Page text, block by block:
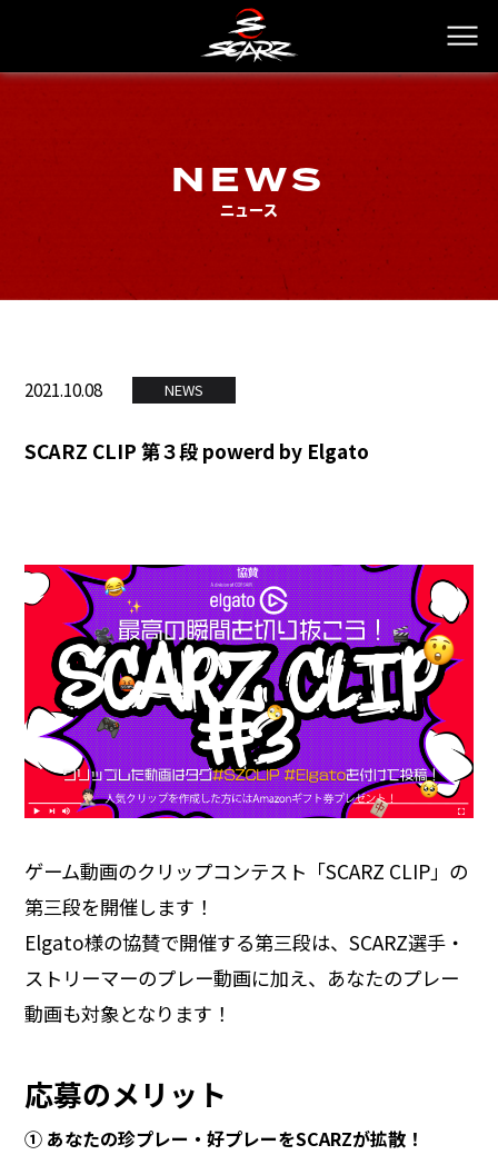
NEWS
ニュース
2021.10.08 NEWS
SCARZ CLIP 第３段 powerd by Elgato
ゲーム動画のクリップコンテスト「SCARZ CLIP」の
第三段を開催します！
Elgato様の協賛で開催する第三段は、SCARZ選手・
ストリーマーのプレー動画に加え、あなたのプレー
動画も対象となります！
応募のメリット
① あなたの珍プレー・好プレーをSCARZが拡散！